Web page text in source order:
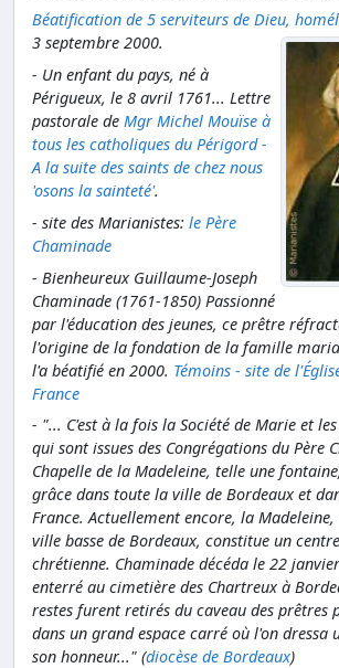
Béatification de 5 serviteurs de Dieu,
3 septembre 2000.
- Un enfant du pays, né à
Périgueux, le 8 avril 1761... Lettre
pastorale de Mgr Michel Mouïse à
tous les catholiques du Périgord -
A la suite des saints de chez nous
'osons la sainteté'.
- site des Marianistes: le Père
Chaminade
- Bienheureux Guillaume-Joseph
Chaminade (1761-1850) Passionné
par l'éducation des jeunes, ce prêtre
l'origine de la fondation de la famille
l'a béatifié en 2000. Témoins - site de
France
- "... C'est à la fois la Société de Marie et
qui sont issues des Congrégations du Père
Chapelle de la Madeleine, telle une
grâce dans toute la ville de Bordeaux et
France. Actuellement encore, la
ville basse de Bordeaux, constitue un
chrétienne. Chaminade décéda le 22
enterré au cimetière des Chartreux à
restes furent retirés du caveau des prêtres
dans un grand espace carré où l'on dressa
son honneur..." (diocèse de Bordeaux)